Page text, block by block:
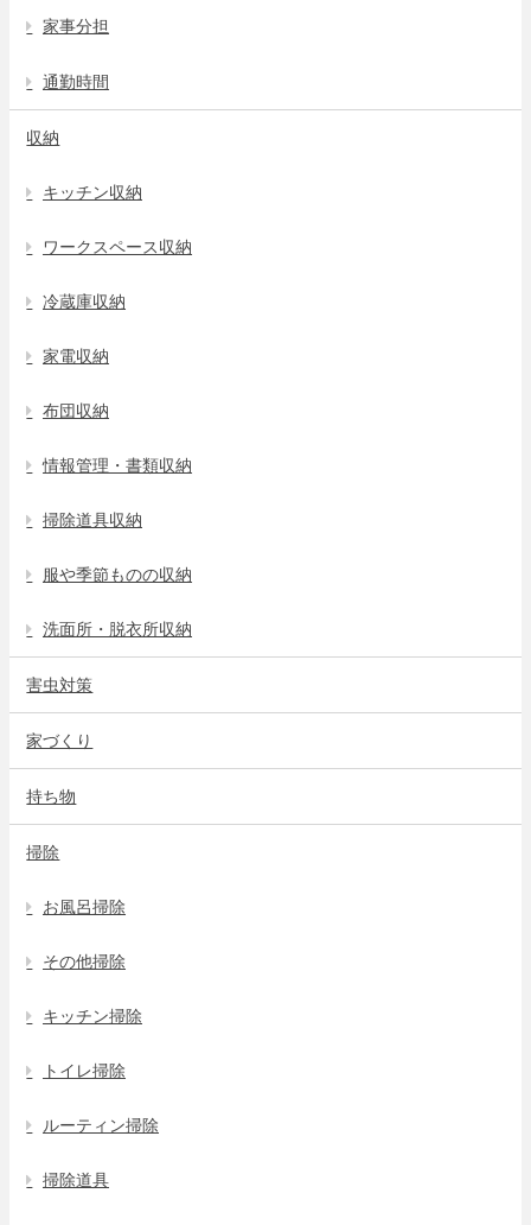
家事分担
通勤時間
収納
キッチン収納
ワークスペース収納
冷蔵庫収納
家電収納
布団収納
情報管理・書類収納
掃除道具収納
服や季節ものの収納
洗面所・脱衣所収納
害虫対策
家づくり
持ち物
掃除
お風呂掃除
その他掃除
キッチン掃除
トイレ掃除
ルーティン掃除
掃除道具